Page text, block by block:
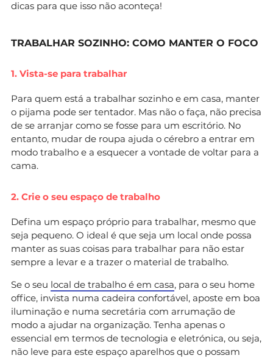
dicas para que isso não aconteça!
TRABALHAR SOZINHO: COMO MANTER O FOCO
1. Vista-se para trabalhar
Para quem está a trabalhar sozinho e em casa, manter
o pijama pode ser tentador. Mas não o faça, não precisa
de se arranjar como se fosse para um escritório. No
entanto, mudar de roupa ajuda o cérebro a entrar em
modo trabalho e a esquecer a vontade de voltar para a
cama.
2. Crie o seu espaço de trabalho
Defina um espaço próprio para trabalhar, mesmo que
seja pequeno. O ideal é que seja um local onde possa
manter as suas coisas para trabalhar para não estar
sempre a levar e a trazer o material de trabalho.
Se o seu local de trabalho é em casa, para o seu home
office, invista numa cadeira confortável, aposte em boa
iluminação e numa secretária com arrumação de
modo a ajudar na organização. Tenha apenas o
essencial em termos de tecnologia e eletrónica, ou seja,
não leve para este espaço aparelhos que o possam